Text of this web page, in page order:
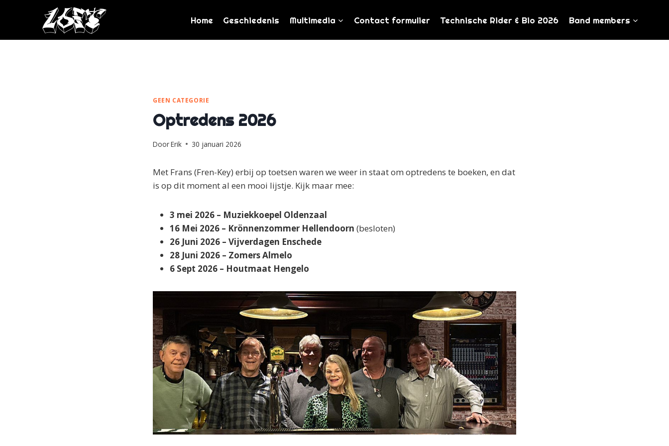
Home Geschiedenis Multimedia Contact formulier Technische Rider & Bio 2026 Band members
GEEN CATEGORIE
Optredens 2026
DoorErik 30 januari 2026
Met Frans (Fren-Key) erbij op toetsen waren we weer in staat om optredens te boeken, en dat
is op dit moment al een mooi lijstje. Kijk maar mee:
3 mei 2026 – Muziekkoepel Oldenzaal
16 Mei 2026 – Krönnenzommer Hellendoorn (besloten)
26 Juni 2026 – Vijverdagen Enschede
28 Juni 2026 – Zomers Almelo
6 Sept 2026 – Houtmaat Hengelo